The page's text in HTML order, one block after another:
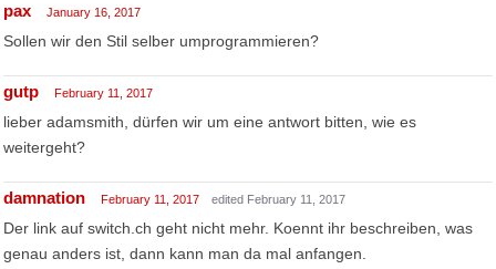
pax January 16, 2017
Sollen wir den Stil selber umprogrammieren?
gutp February 11, 2017
lieber adamsmith, dürfen wir um eine antwort bitten, wie es
weitergeht?
damnation February 11, 2017 edited February 11, 2017
Der link auf switch.ch geht nicht mehr. Koennt ihr beschreiben, was
genau anders ist, dann kann man da mal anfangen.